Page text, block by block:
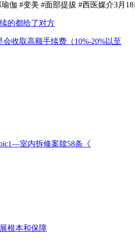
伽 #变美 #面部提拔 #西医媒介3月
的都给了对方
会收取高额手续费（10%-20%以至
室内拆修案牍58条《
根本和保障